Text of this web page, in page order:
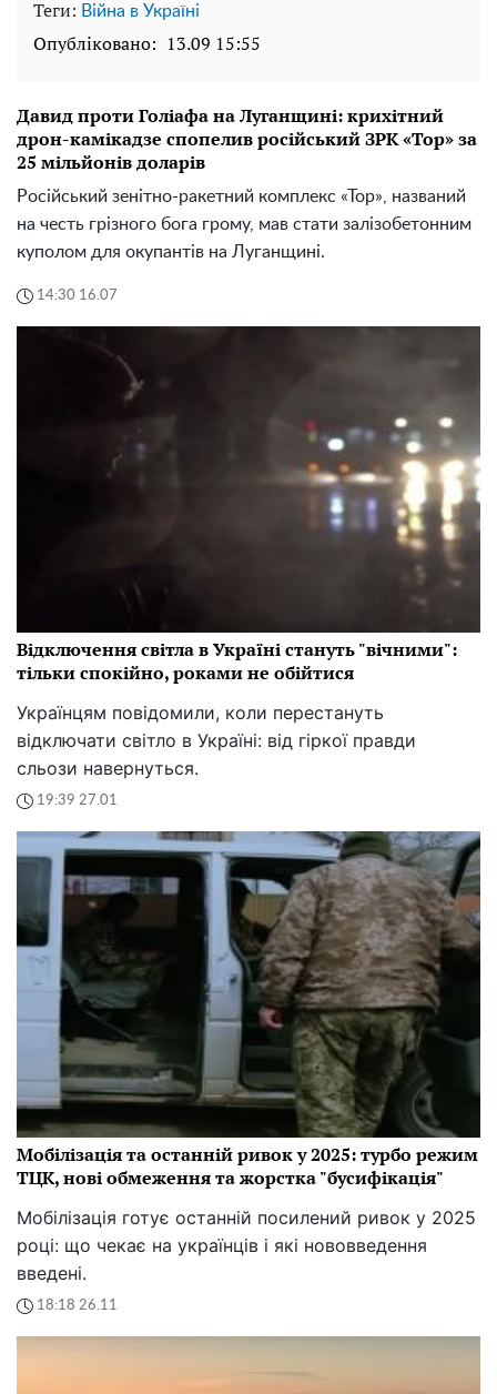
Теги: Війна в Україні
Опубліковано: 13.09 15:55
Давид проти Голіафа на Луганщині: крихітний
дрон-камікадзе спопелив російський ЗРК «Тор» за
25 мільйонів доларів
Російський зенітно-ракетний комплекс «Тор», названий
на честь грізного бога грому, мав стати залізобетонним
куполом для окупантів на Луганщині.
14:30 16.07
Відключення світла в Україні стануть "вічними":
тільки спокійно, роками не обійтися
Українцям повідомили, коли перестануть
відключати світло в Україні: від гіркої правди
сльози навернуться.
19:39 27.01
Мобілізація та останній ривок у 2025: турбо режим
ТЦК, нові обмеження та жорстка "бусифікація"
Мобілізація готує останній посилений ривок у 2025
році: що чекає на українців і які нововведення
введені.
18:18 26.11